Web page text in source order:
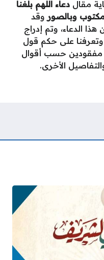
مقال دعاء اللهم بلغنا
وبالصور وقد
الدعاء، وتم إدراج
على حكم قول
مفقودين حسب أقوال
الأخرى.